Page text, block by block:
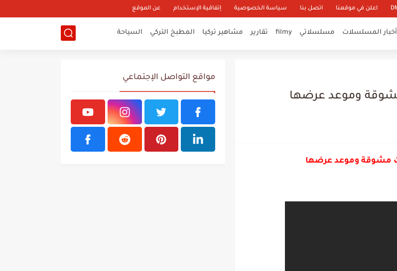
اعلن في موقعنا اتصل بنا سياسة الخصوصية إتفاقية الإستخدام عن الموقع
أخبار المسلسلات مسلسلاتي filmy تقارير مشاهير تركيا المطبخ التركي السياحة
مواقع التواصل الإجتماعي